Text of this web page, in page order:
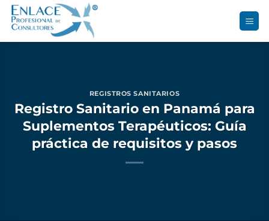
Saltar
REGISTROS SANITARIOS
Registro Sanitario en Panamá para
Suplementos Terapéuticos: Guía
práctica de requisitos y pasos